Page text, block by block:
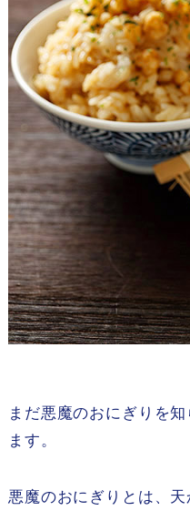
まだ悪魔のおにぎりを
ます。
悪魔のおにぎりとは、